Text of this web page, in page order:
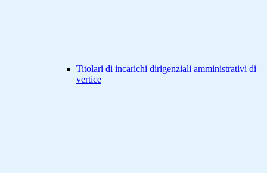
Titolari di incarichi dirigenziali amministrativi di
vertice